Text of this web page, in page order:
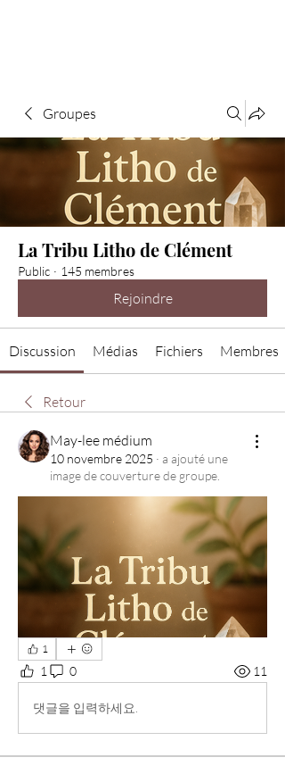
Groupes
La Tribu Litho de Clément
Public · 145 membres
Rejoindre
Discussion Médias Fichiers Membres
Retour
May-lee médium
10 novembre 2025 · a ajouté une
image de couverture de groupe.
1
1 0 11
댓글을 입력하세요.